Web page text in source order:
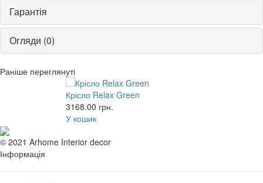
пінополіуретан, який забезпечує м'якість і легкість вироби.
Relax - створіть в вашому домі атмосферу затишку. *
Фактичний колір меблів може відрізнятися від фото, в
залежності від налаштувань монітора.
Гарантія
Огляди (0)
Раніше переглянуті
Крісло Relax Green
3168.00 грн.
У кошик
© 2021 Arhome Interior decor
Інформація